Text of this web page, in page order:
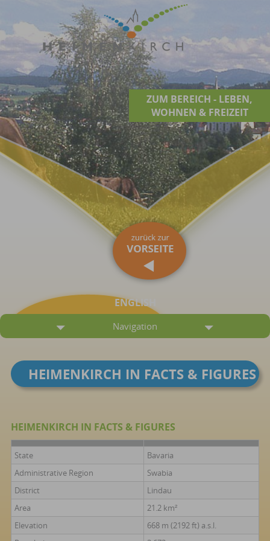
ZUM BEREICH - LEBEN,
WOHNEN & FREIZEIT
ENGLISH
Navigation
HEIMENKIRCH IN FACTS & FIGURES
HEIMENKIRCH IN FACTS & FIGURES
State
Bavaria
Administrative Region
Swabia
District
Lindau
Area
21.2 km²
Elevation
668 m (2192 ft) a.s.l.